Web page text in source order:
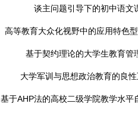
谈主问题引导下的初中语文
高等教育大众化视野中的应用特色
基于契约理论的大学生教育管
大学军训与思想政治教育的良性
基于AHP法的高校二级学院教学水平